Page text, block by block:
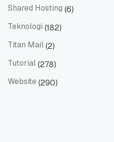
Shared Hosting (6)
Teknologi (182)
Titan Mail(2)
Tutorial(278)
Website (290)